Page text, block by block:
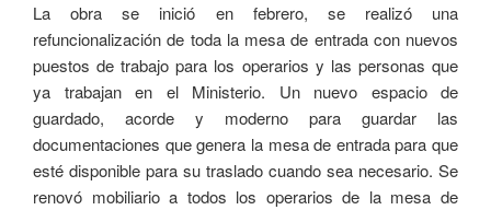
La obra se inició en febrero, se realizó una
refuncionalización de toda la mesa de entrada con nuevos
puestos de trabajo para los operarios y las personas que
ya trabajan en el Ministerio. Un nuevo espacio de
guardado, acorde y moderno para guardar las
documentaciones que genera la mesa de entrada para que
esté disponible para su traslado cuando sea necesario. Se
renovó mobiliario a todos los operarios de la mesa de